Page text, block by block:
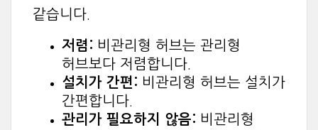
같습니다.
저렴: 비관리형 허브는 관리형
허브보다 저렴합니다.
설치가 간편: 비관리형 허브는 설치가
간편합니다.
관리가 필요하지 않음: 비관리형